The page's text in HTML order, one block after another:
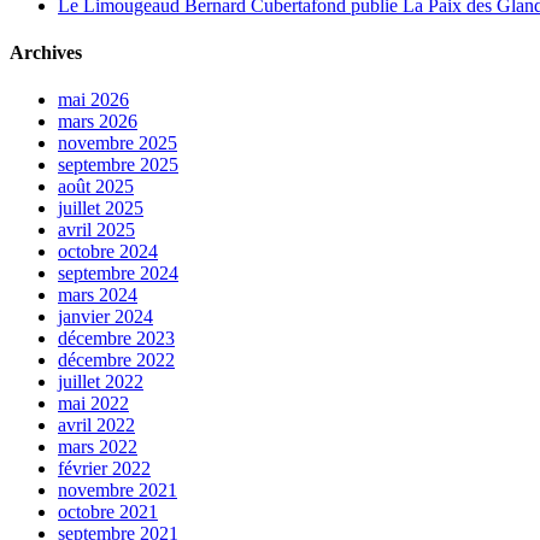
Le Limougeaud Bernard Cubertafond publie La Paix des
Archives
mai 2026
mars 2026
novembre 2025
septembre 2025
août 2025
juillet 2025
avril 2025
octobre 2024
septembre 2024
mars 2024
janvier 2024
décembre 2023
décembre 2022
juillet 2022
mai 2022
avril 2022
mars 2022
février 2022
novembre 2021
octobre 2021
septembre 2021